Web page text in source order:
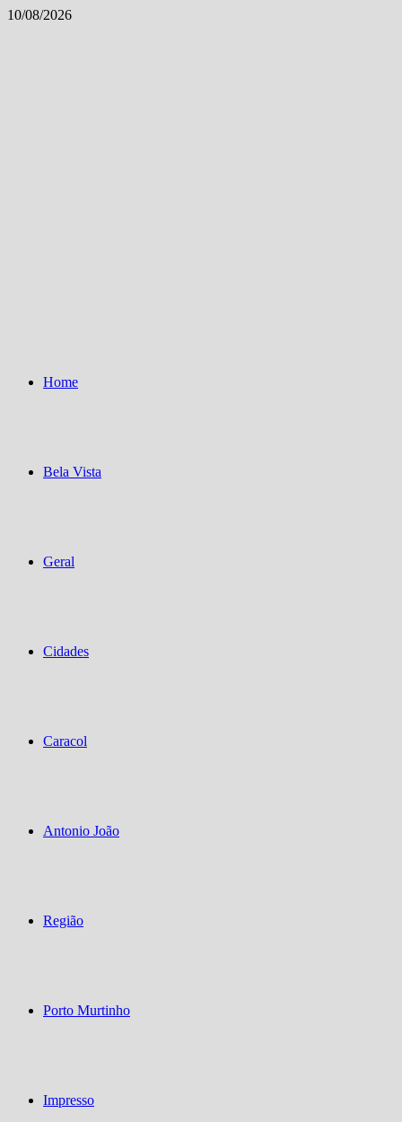
Skip
10/08/2026
Home
Bela Vista
Geral
Cidades
Caracol
Antonio João
Região
Porto Murtinho
Impresso